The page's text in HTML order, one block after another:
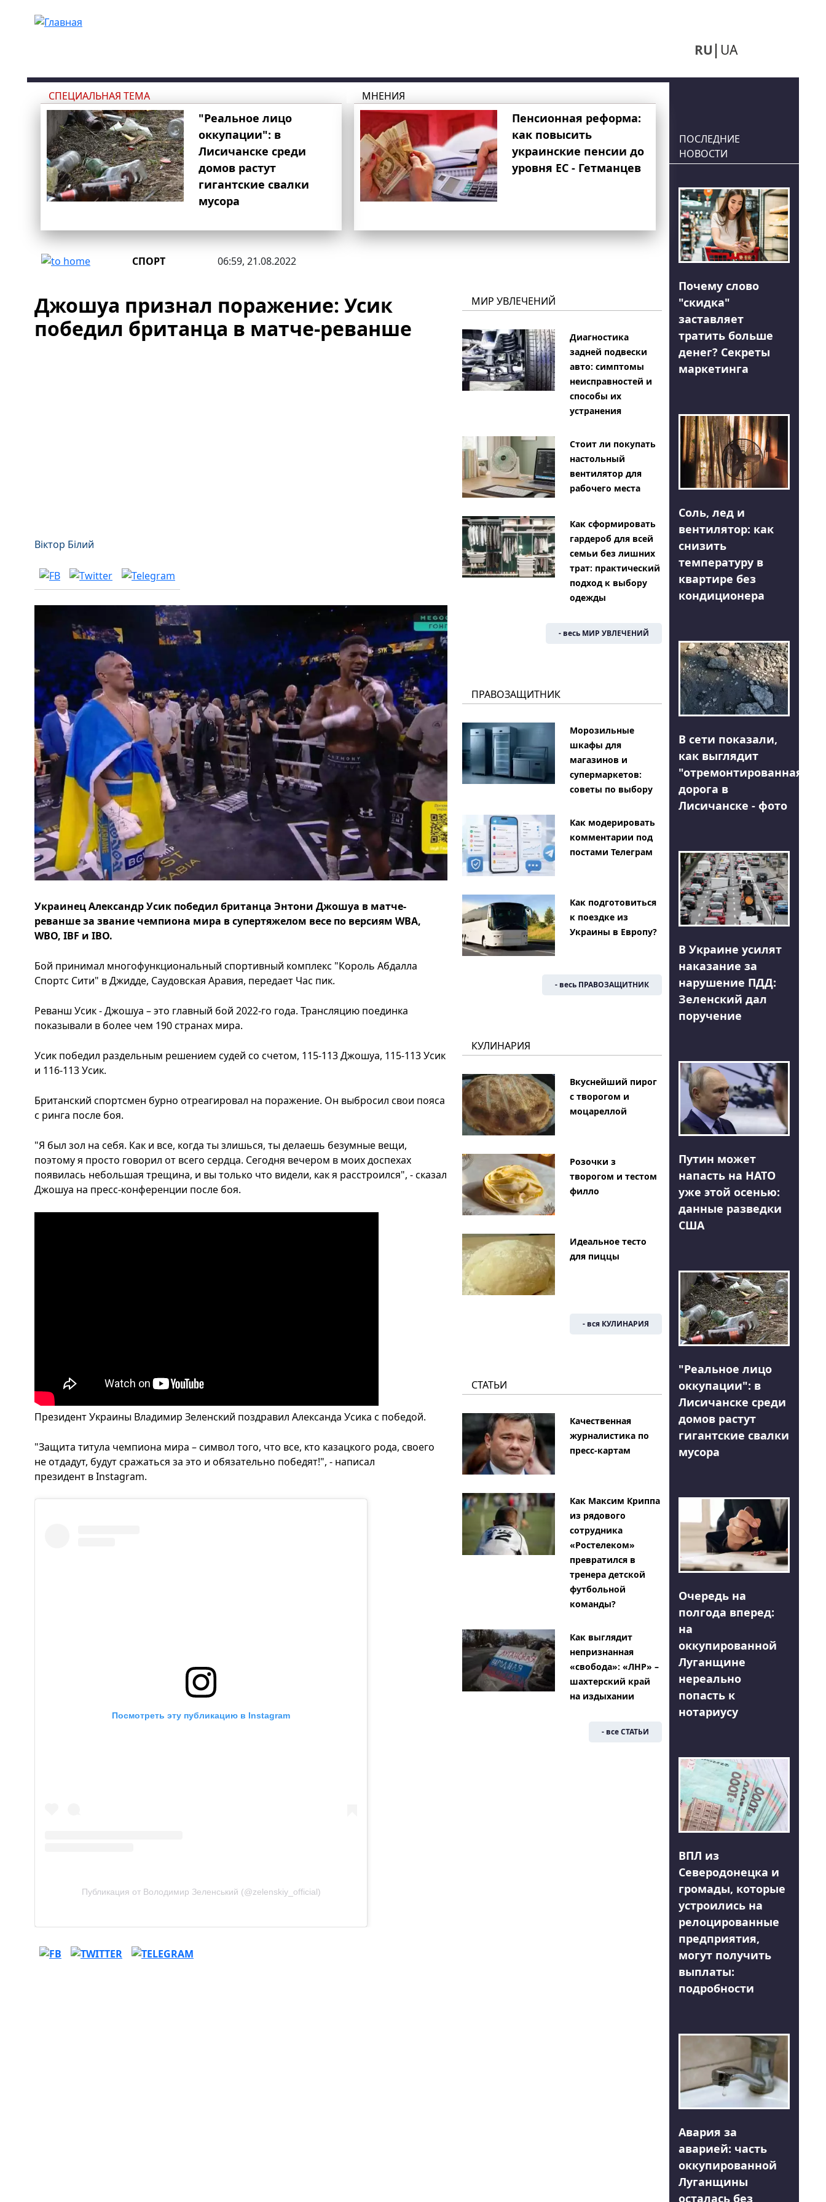
RU UA
СПЕЦИАЛЬНАЯ ТЕМА
"Реальное лицо
оккупации": в
Лисичанске среди
домов растут
гигантские свалки
мусора
МНЕНИЯ
Пенсионная реформа:
как повысить
украинские пенсии до
уровня ЕС - Гетманцев
СПОРТ 06:59, 21.08.2022
Джошуа признал поражение: Усик
победил британца в матче-реванше
Віктор Білий
Украинец Александр Усик победил британца Энтони Джошуа в матче-
реванше за звание чемпиона мира в супертяжелом весе по версиям WBA,
WBO, IBF и IBO.
Бой принимал многофункциональный спортивный комплекс "Король Абдалла
Спортс Сити" в Джидде, Саудовская Аравия, передает Час пик.
Реванш Усик - Джошуа – это главный бой 2022-го года. Трансляцию поединка
показывали в более чем 190 странах мира.
Усик победил раздельным решением судей со счетом, 115-113 Джошуа, 115-113 Усик
и 116-113 Усик.
Британский спортсмен бурно отреагировал на поражение. Он выбросил свои пояса
с ринга после боя.
"Я был зол на себя. Как и все, когда ты злишься, ты делаешь безумные вещи,
поэтому я просто говорил от всего сердца. Сегодня вечером в моих доспехах
появилась небольшая трещина, и вы только что видели, как я расстроился", - сказал
Джошуа на пресс-конференции после боя.
Президент Украины Владимир Зеленский поздравил Александа Усика с победой.
"Защита титула чемпиона мира – символ того, что все, кто казацкого рода, своего
не отдадут, будут сражаться за это и обязательно победят!", - написал
президент в Instagram.
Посмотреть эту публикацию в Instagram
Публикация от Володимир Зеленський (@zelenskiy_official)
МИР УВЛЕЧЕНИЙ
Диагностика
задней подвески
авто: симптомы
неисправностей и
способы их
устранения
Стоит ли покупать
настольный
вентилятор для
рабочего места
Как сформировать
гардероб для всей
семьи без лишних
трат: практический
подход к выбору
одежды
- весь МИР УВЛЕЧЕНИЙ
ПРАВОЗАЩИТНИК
Морозильные
шкафы для
магазинов и
супермаркетов:
советы по выбору
Как модерировать
комментарии под
постами Телеграм
Как подготовиться
к поездке из
Украины в Европу?
- весь ПРАВОЗАЩИТНИК
КУЛИНАРИЯ
Вкуснейший пирог
с творогом и
моцареллой
Розочки з
творогом и тестом
филло
Идеальное тесто
для пиццы
- вся КУЛИНАРИЯ
СТАТЬИ
Качественная
журналистика по
пресс-картам
Как Максим Криппа
из рядового
сотрудника
«Ростелеком»
превратился в
тренера детской
футбольной
команды?
Как выглядит
непризнанная
«свобода»: «ЛНР» –
шахтерский край
на издыхании
- все СТАТЬИ
ПОСЛЕДНИЕ
НОВОСТИ
Почему слово
"скидка"
заставляет
тратить больше
денег? Секреты
маркетинга
Соль, лед и
вентилятор: как
снизить
температуру в
квартире без
кондиционера
В сети показали,
как выглядит
"отремонтированная"
дорога в
Лисичанске - фото
В Украине усилят
наказание за
нарушение ПДД:
Зеленский дал
поручение
Путин может
напасть на НАТО
уже этой осенью:
данные разведки
США
"Реальное лицо
оккупации": в
Лисичанске среди
домов растут
гигантские свалки
мусора
Очередь на
полгода вперед:
на
оккупированной
Луганщине
нереально
попасть к
нотариусу
ВПЛ из
Северодонецка и
громады, которые
устроились на
релоцированные
предприятия,
могут получить
выплаты:
подробности
Авария за
аварией: часть
оккупированной
Луганщины
осталась без